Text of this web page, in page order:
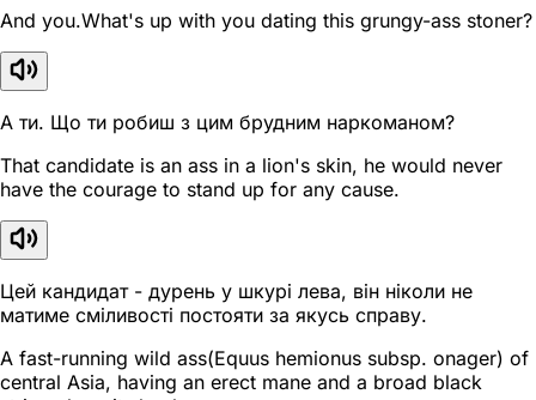
And you.What's up with you dating this grungy-ass stoner?
А ти. Що ти робиш з цим брудним наркоманом?
That candidate is an ass in a lion's skin, he would never
have the courage to stand up for any cause.
Цей кандидат - дурень у шкурі лева, він ніколи не
матиме сміливості постояти за якусь справу.
A fast-running wild ass(Equus hemionus subsp. onager) of
central Asia, having an erect mane and a broad black